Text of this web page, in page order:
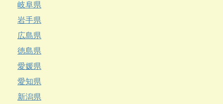
岐阜県
岩手県
広島県
徳島県
愛媛県
愛知県
新潟県